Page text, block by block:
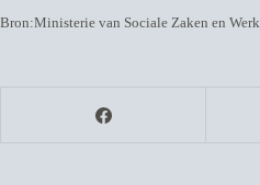
Bron:Ministerie van Sociale Zaken en